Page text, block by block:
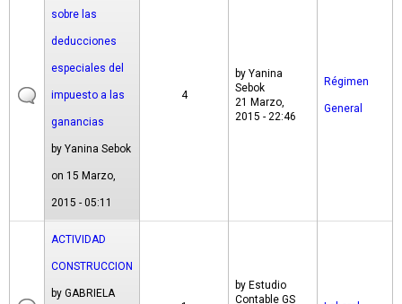
sobre las
deducciones
especiales del
impuesto a las
ganancias
by Yanina Sebok
on 15 Marzo,
2015 - 05:11
4
by Yanina
Sebok
21 Marzo,
2015 - 22:46
Régimen
General
ACTIVIDAD
CONSTRUCCION
by GABRIELA
by Estudio
Contable GS